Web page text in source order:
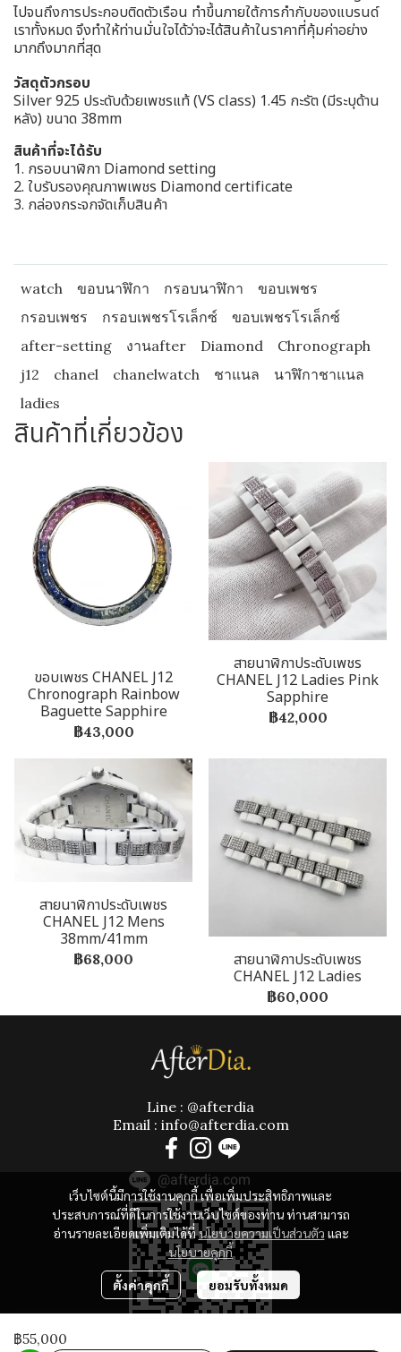
ไปจนถึงการประกอบติดตัวเรือน ทำขึ้นภายใต้การกำกับของแบรนด์
เราทั้งหมด จึงทำให้ท่านมั่นใจได้ว่าจะได้สินค้าในราคาที่คุ้มค่าอย่าง
มากถึงมากที่สุด
วัสดุตัวกรอบ
Silver 925 ประดับด้วยเพชรแท้ (VS class) 1.45 กะรัต (มีระบุด้าน
หลัง) ขนาด 38mm
สินค้าที่จะได้รับ
1. กรอบนาฬิกา Diamond setting
2. ใบรับรองคุณภาพเพชร Diamond certificate
3. กล่องกระจกจัดเก็บสินค้า
watch ขอบนาฬิกา กรอบนาฬิกา
ขอบเพชร
กรอบเพชร
กรอบเพชรโรเล็กซ์
ขอบเพชรโรเล็กซ์
after-setting
งานafter Diamond
Chronograph
j12
chanel chanelwatch ชาแนล
นาฬิกาชาแนล
ladies
สินค้าที่เกี่ยวข้อง
ขอบเพชร CHANEL J12
Chronograph Rainbow
Baguette Sapphire
฿43,000
สายนาฬิกาประดับเพชร
CHANEL J12 Ladies Pink
Sapphire
฿42,000
สายนาฬิกาประดับเพชร
CHANEL J12 Mens
38mm/41mm
฿68,000 สายนาฬิกาประดับเพชร
CHANEL J12 Ladies
฿60,000
฿55,000
เว็บไซต์นี้มีการใช้งานคุกกี้ เพื่อเพิ่มประสิทธิภาพและ
ประสบการณ์ที่ดีในการใช้งานเว็บไซต์ของท่าน ท่านสามารถ
อ่านรายละเอียดเพิ่มเติมได้ที่นโยบายความเป็นส่วนตัว และ
นโยบายคุกกี้
ตั้งค่าคุกกี้ ยอมรับทั้งหมด
Line : @afterdia
Email : info@afterdia.com
@afterdia.com